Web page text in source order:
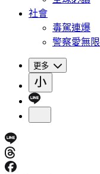
社會
毒駕連爆
警察愛無限
更多